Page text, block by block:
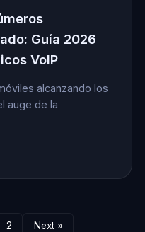
Guía 2026
VoIP
alcanzando los
auge de la
2 Next »